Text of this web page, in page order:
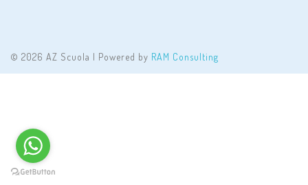
© 2026 AZ Scuola | Powered by RAM Consulting